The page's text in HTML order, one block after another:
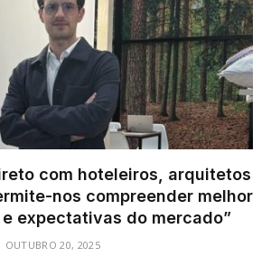
com hoteleiros, arquitetos
nos compreender melhor
expectativas do mercado”
OUTUBRO 20, 2025